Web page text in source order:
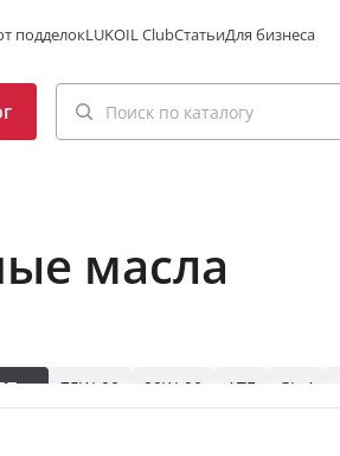
подделокLUKOIL ClubСтатьиДля бизнеса
масла
75W-90 80W-90 ATF GL-4